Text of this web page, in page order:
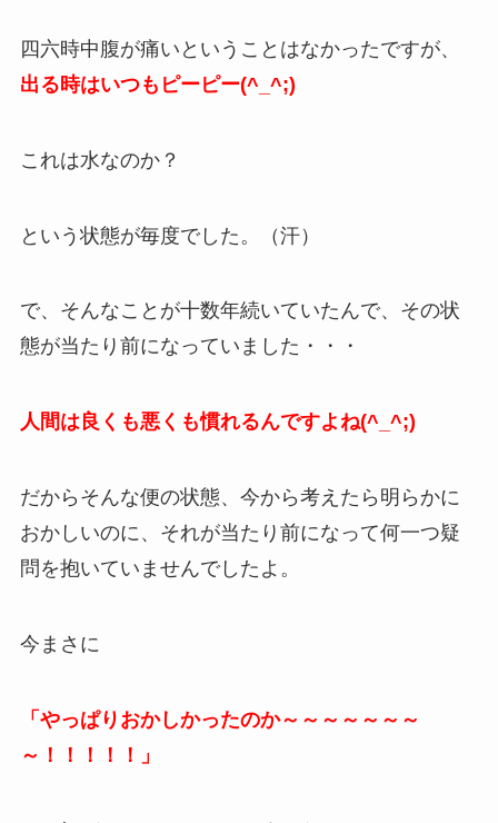
四六時中腹が痛いということはなかったですが、
出る時はいつもピーピー(^_^;)
これは水なのか？
という状態が毎度でした。（汗）
で、そんなことが十数年続いていたんで、その状
態が当たり前になっていました・・・
人間は良くも悪くも慣れるんですよね(^_^;)
だからそんな便の状態、今から考えたら明らかに
おかしいのに、それが当たり前になって何一つ疑
問を抱いていませんでしたよ。
今まさに
「やっぱりおかしかったのか～～～～～～～
～！！！！！」